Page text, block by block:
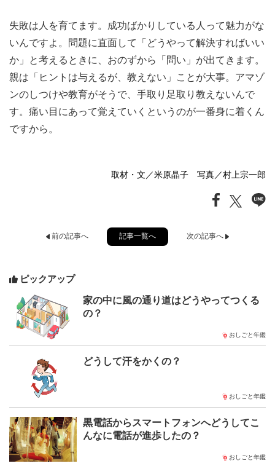
失敗は人を育てます。成功ばかりしている人って魅力がな
いんですよ。問題に直面して「どうやって解決すればいい
か」と考えるときに、おのずから「問い」が出てきます。
親は「ヒントは与えるが、教えない」ことが大事。アマゾ
ンのしつけや教育がそうで、手取り足取り教えないんで
す。痛い目にあって覚えていくというのが一番身に着くん
ですから。
取材・文／米原晶子 写真／村上宗一郎
前の記事へ 記事一覧へ 次の記事へ
ピックアップ
家の中に風の通り道はどうやってつくる
の？
おしごと年鑑
どうして汗をかくの？
おしごと年鑑
黒電話からスマートフォンへどうしてこ
んなに電話が進歩したの？
おしごと年鑑